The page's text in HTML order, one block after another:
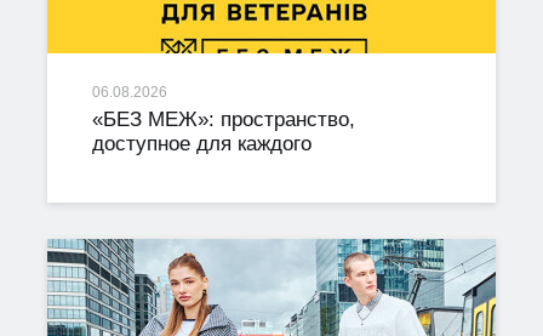
06.08.2026
«БЕЗ МЕЖ»: пространство,
доступное для каждого